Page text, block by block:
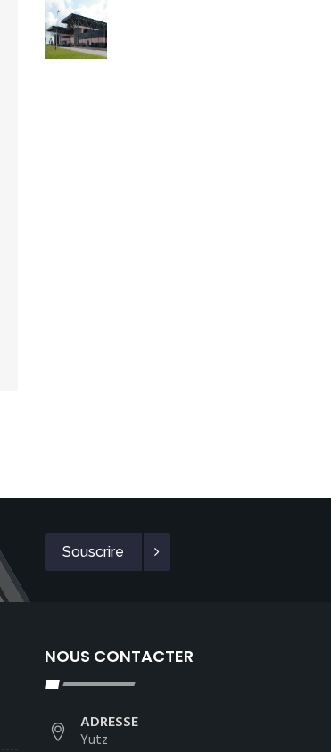
Souscrire
NOUS CONTACTER
ADRESSE
Yutz